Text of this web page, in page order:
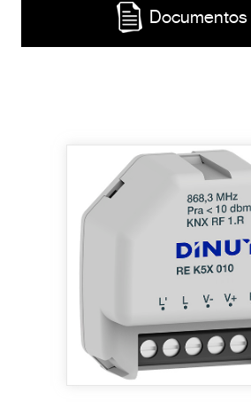
Documentos